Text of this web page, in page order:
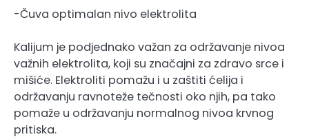
-Čuva optimalan nivo elektrolita
Kalijum je podjednako važan za održavanje nivoa
važnih elektrolita, koji su značajni za zdravo srce i
mišiće. Elektroliti pomažu i u zaštiti ćelija i
održavanju ravnoteže tečnosti oko njih, pa tako
pomaže u održavanju normalnog nivoa krvnog
pritiska.